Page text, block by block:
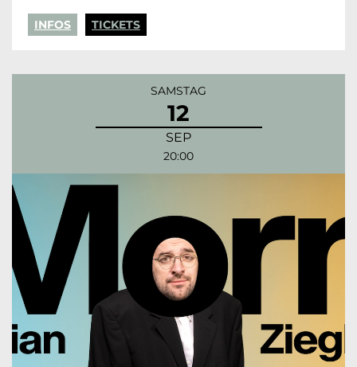
INFOS TICKETS
SAMSTAG
12
SEP
20:00